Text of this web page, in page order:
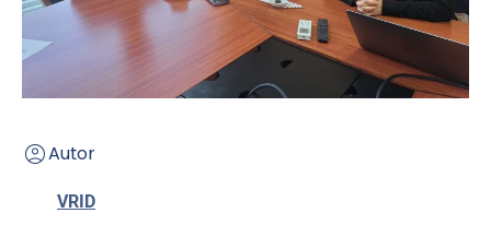
Autor
VRID